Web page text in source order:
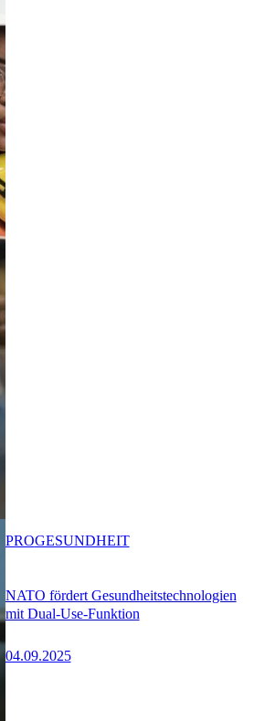
NATO fördert Gesundheitstechnologien
mit Dual-Use-Funktion
04.09.2025
PROGESUNDHEIT